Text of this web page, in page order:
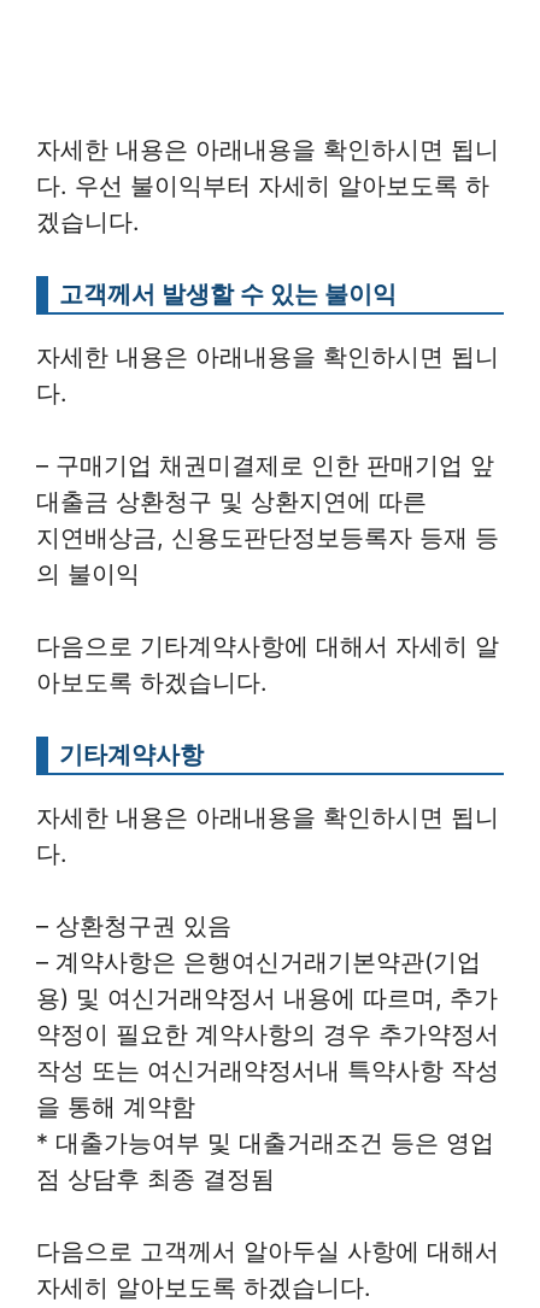
자세한 내용은 아래내용을 확인하시면 됩니
다. 우선 불이익부터 자세히 알아보도록 하
겠습니다.
고객께서 발생할 수 있는 불이익
자세한 내용은 아래내용을 확인하시면 됩니
다.
– 구매기업 채권미결제로 인한 판매기업 앞
대출금 상환청구 및 상환지연에 따른
지연배상금, 신용도판단정보등록자 등재 등
의 불이익
다음으로 기타계약사항에 대해서 자세히 알
아보도록 하겠습니다.
기타계약사항
자세한 내용은 아래내용을 확인하시면 됩니
다.
– 상환청구권 있음
– 계약사항은 은행여신거래기본약관(기업
용) 및 여신거래약정서 내용에 따르며, 추가
약정이 필요한 계약사항의 경우 추가약정서
작성 또는 여신거래약정서내 특약사항 작성
을 통해 계약함
* 대출가능여부 및 대출거래조건 등은 영업
점 상담후 최종 결정됨
다음으로 고객께서 알아두실 사항에 대해서
자세히 알아보도록 하겠습니다.